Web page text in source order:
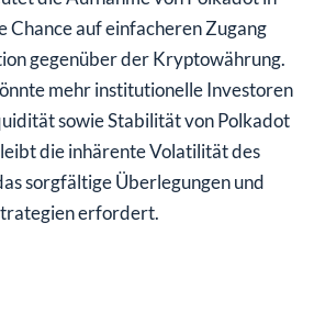
Chance auf einfacheren Zugang
gegenüber der Kryptowährung.
mehr institutionelle Investoren
sowie Stabilität von Polkadot
die inhärente Volatilität des
sorgfältige Überlegungen und
erfordert.